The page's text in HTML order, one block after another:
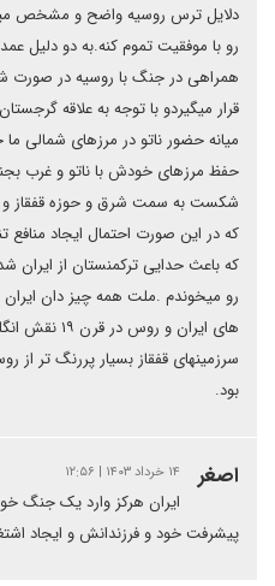
دلایل ترس روسیه واضح و مشخص
رو با موفقیت تموم کنه.به دو دلیل
همراهی در جنگ با روسیه در
قرار میگیردو با توجه به علاقه
میانه حضور ناتو در مرزهای شمالی ما
حفظ مرزهای خودش با ناتو و غرب
شکست به سمت شرق و حوزه قفقاز و
که در این صورت احتمال ایجاد
که باعث حدایی ترکمنستان از
رو میخوندم .ملت همه چیز دان
های ایران و
سرزمینهای قفقاز بسیار پررنگ تر از
بود.
اصغر ۱۴ خرداد ۱۴۰۳ | ۱۲:۵۶
ایران هرکز وارد یک جنگ
پیشرفت خود و فرزندانش و ایجاد